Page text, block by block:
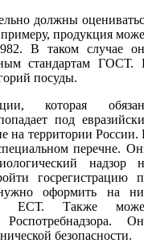
должны
продукция
В таком случае
стандартам ГОСТ.
посуды.
которая
под
на территории России.
перечне.
надзор
госрегистрацию
оформить на
ЕСТ. Также
безопасности.